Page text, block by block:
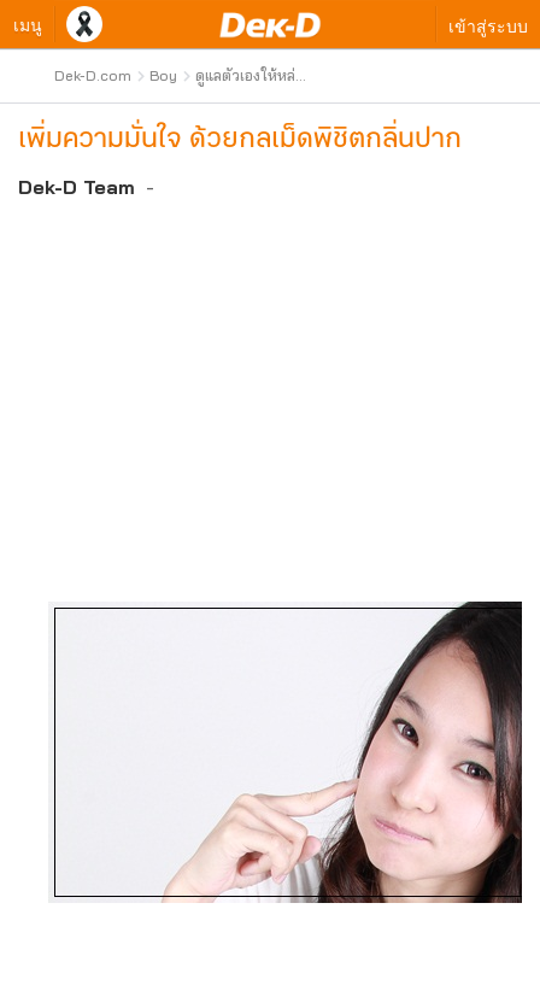
เมนู เข้าสู่ระบบ
Dek-D.com Boy
ดูแลตัวเองให้หล่อ
เพิ่มความมั่นใจ ด้วยกลเม็ดพิชิตกลิ่นปาก
Dek-D Team -